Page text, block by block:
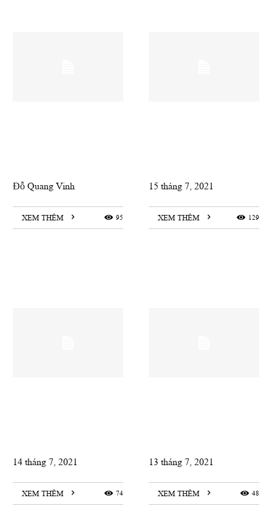
Đỗ Quang Vinh
XEM THÊM 95
15 tháng 7, 2021
XEM THÊM 129
14 tháng 7, 2021
XEM THÊM 74
13 tháng 7, 2021
XEM THÊM 48